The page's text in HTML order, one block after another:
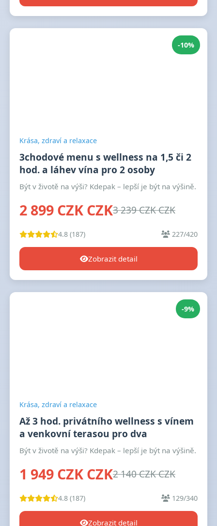
-10%
Krása, zdraví a relaxace
3chodové menu s wellness na 1,5 či 2
hod. a láhev vína pro 2 osoby
Být v životě na výši? Kdepak – lepší je být na výšině.
2 899 CZK CZK3 239 CZK CZK
4.8 (187) 227/420
Zobrazit detail
-9%
Krása, zdraví a relaxace
Až 3 hod. privátního wellness s vínem
a venkovní terasou pro dva
Být v životě na výši? Kdepak – lepší je být na výšině.
1 949 CZK CZK2 140 CZK CZK
4.8 (187) 129/340
Zobrazit detail